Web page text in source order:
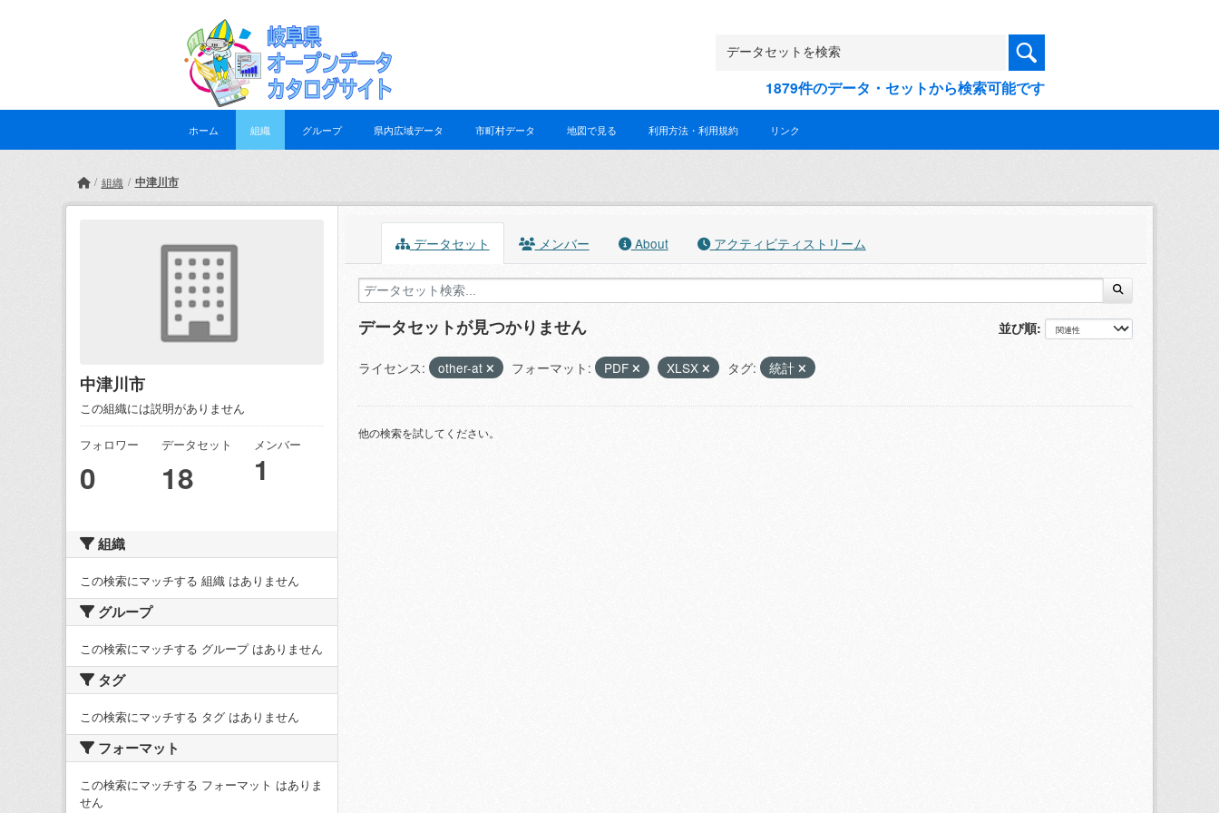
1879件のデータ・セットから検索可能です
ホーム 組織 グループ 県内広域データ 市町村データ 地図で見る 利用方法・利用規約 リンク
組織 中津川市
中津川市
この組織には説明がありません
フォロワー
0
データセット
18
メンバー
1
組織
この検索にマッチする 組織 はありません
グループ
この検索にマッチする グループ はありません
タグ
この検索にマッチする タグ はありません
フォーマット
この検索にマッチする フォーマット はありま
せん
データセット メンバー About アクティビティストリーム
並び順
データセットが見つかりません
ライセンス: other-at フォーマット: PDF XLSX タグ: 統計
他の検索を試してください。